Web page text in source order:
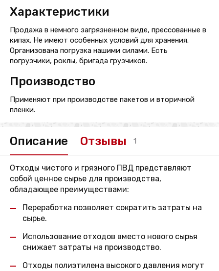
Характеристики
Продажа в немного загрязненном виде, прессованные в
кипах. Не имеют особенных условий для хранения.
Организована погрузка нашими силами. Есть
погрузчики, роклы, бригада грузчиков.
Производство
Применяют при производстве пакетов и вторичной
пленки.
Описание Отзывы 1
Отходы чистого и грязного ПВД представляют
собой ценное сырье для производства,
обладающее преимуществами:
Переработка позволяет сократить затраты на
сырье.
Использование отходов вместо нового сырья
снижает затраты на производство.
Отходы полиэтилена высокого давления могут